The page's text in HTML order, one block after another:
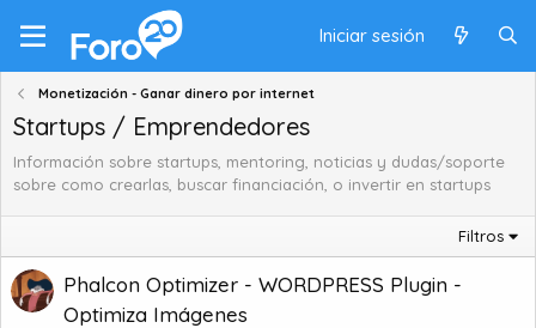
Iniciar sesión
Monetización - Ganar dinero por internet
Startups / Emprendedores
Información sobre startups, mentoring, noticias y dudas/soporte
sobre como crearlas, buscar financiación, o invertir en startups
Filtros
Phalcon Optimizer - WORDPRESS Plugin -
Optimiza Imágenes